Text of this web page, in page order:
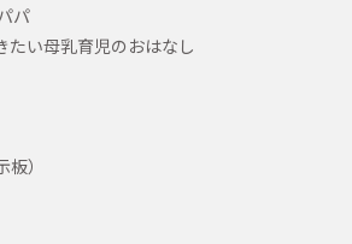
パ
たい母乳育児のおはなし
）